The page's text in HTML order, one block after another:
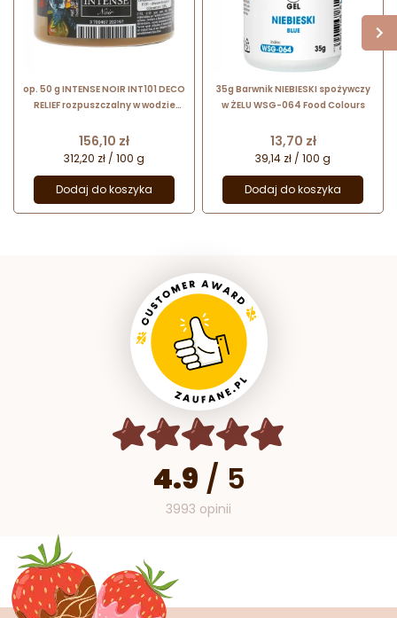
op. 50 g INTENSE NOIR INT101 DECO
RELIEF rozpuszczalny w wodzie
czarny
Cena
156,10 zł
312,20 zł / 100 g
Dodaj do koszyka
35g Barwnik NIEBIESKI spożywczy
w ŻELU WSG-064 Food Colours
Cena
13,70 zł
39,14 zł / 100 g
Dodaj do koszyka
4.9 / 5
3993 opinii